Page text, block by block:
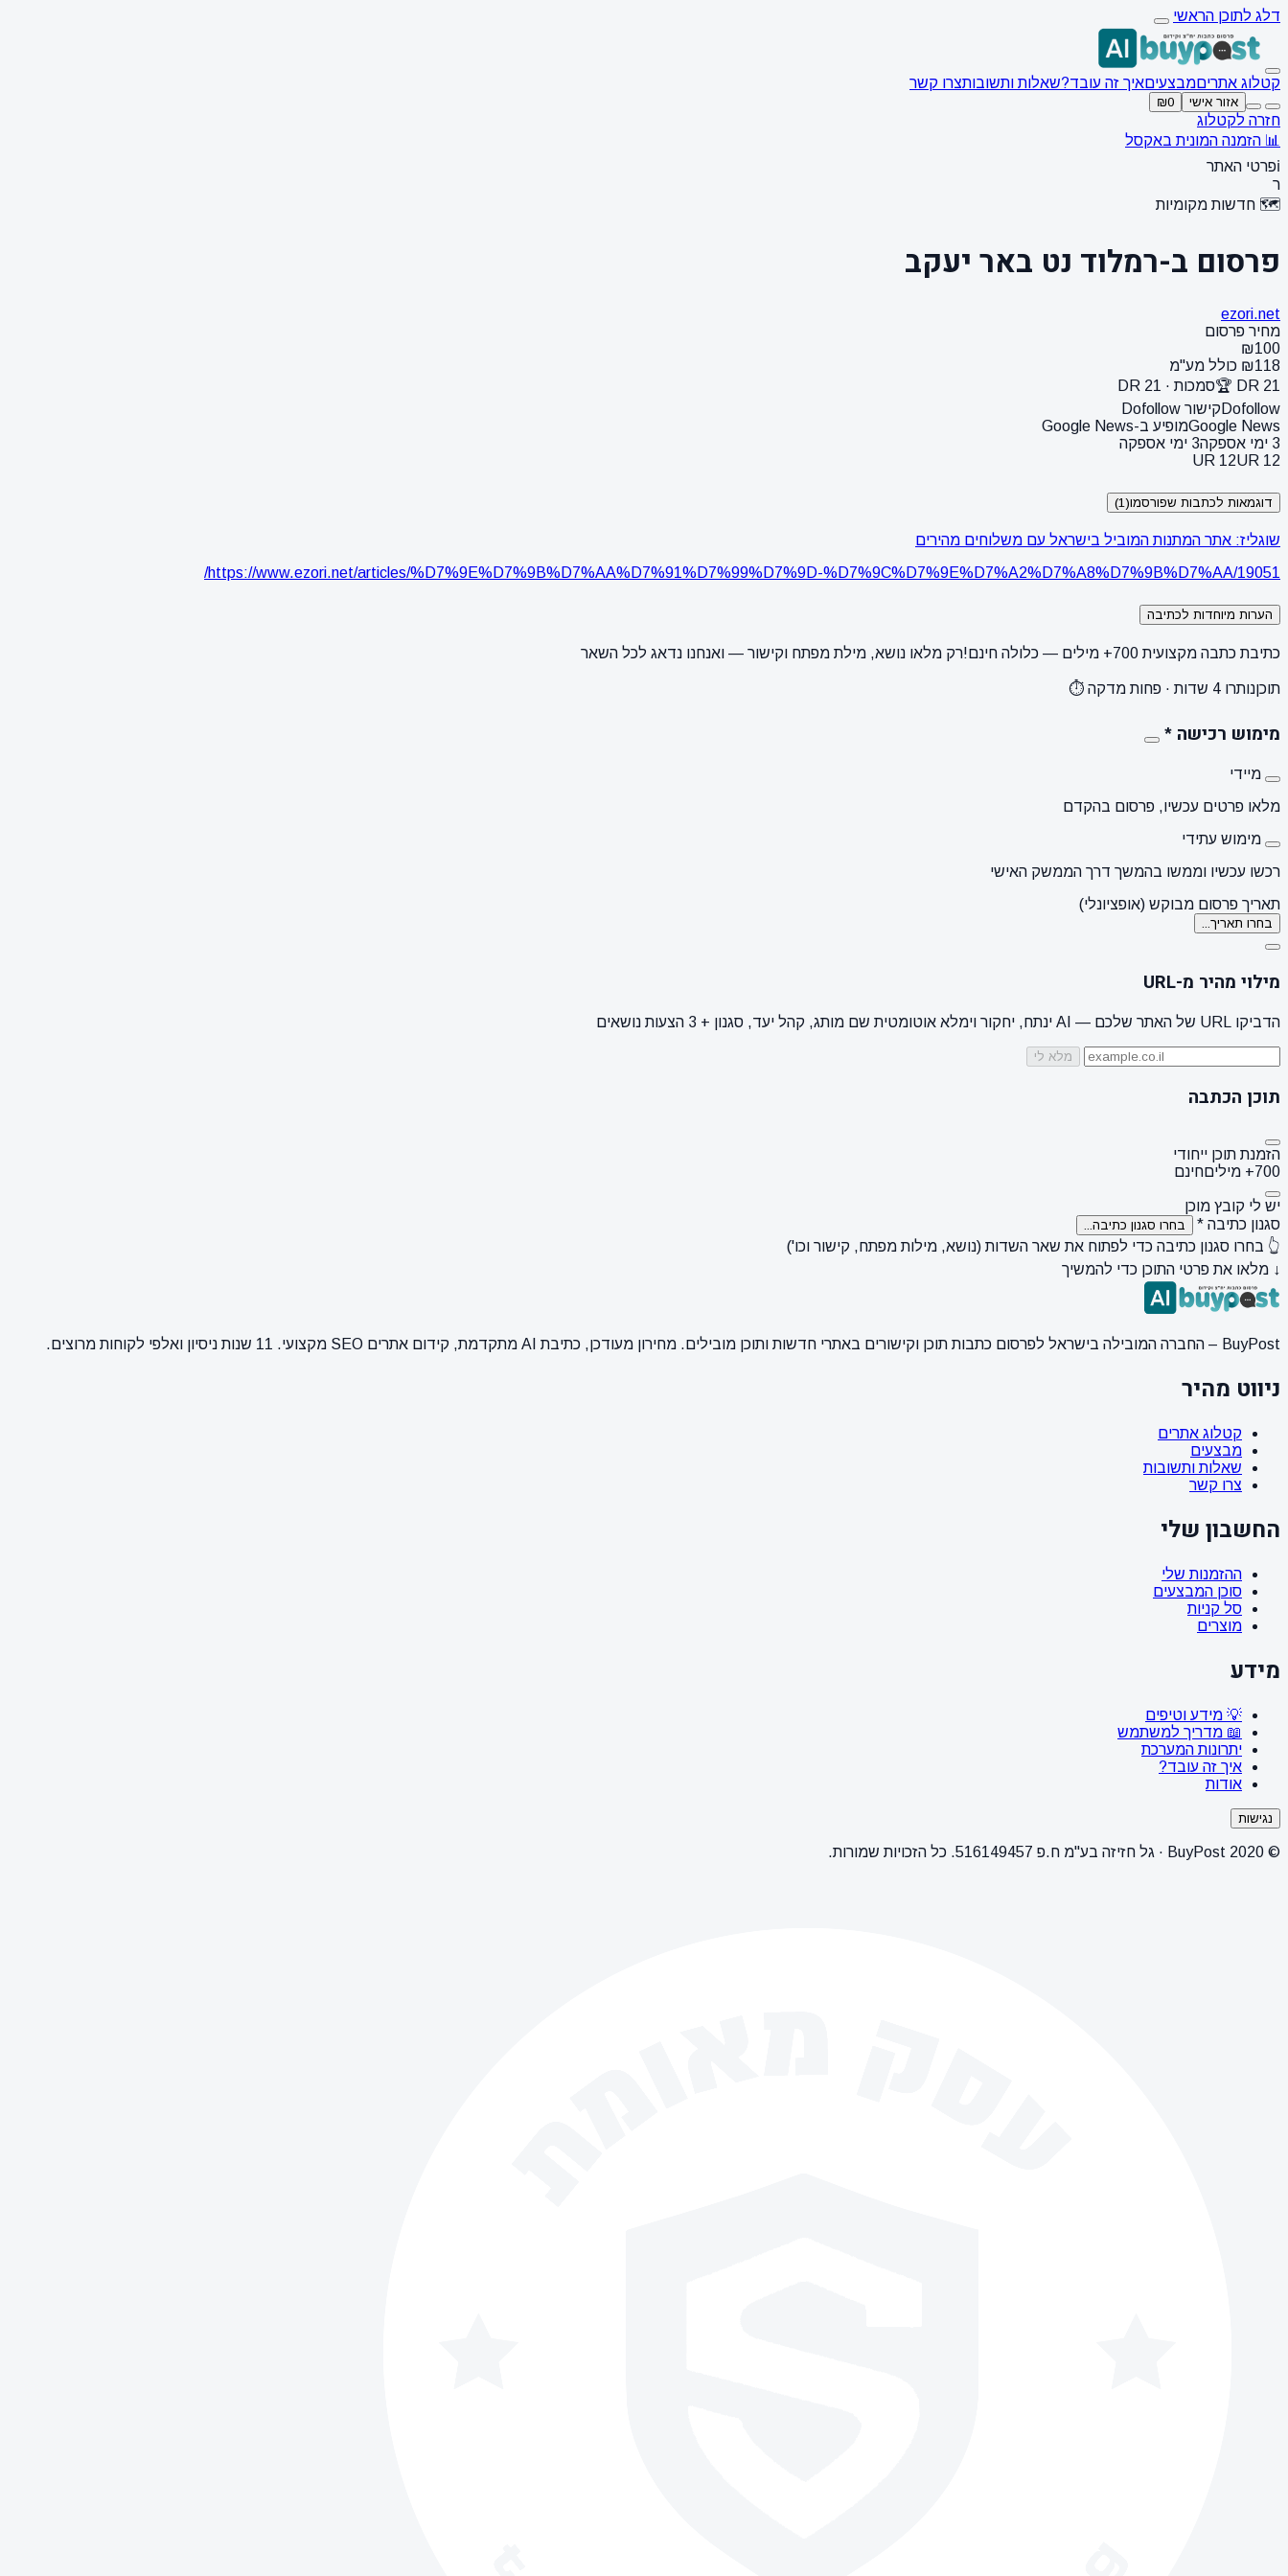
דלג לתוכן הראשי
קטלוג אתריםמבצעיםאיך זה עובד?שאלות ותשובותצרו קשר
אזור אישי ₪0
חזרה לקטלוג
📊 הזמנה המונית באקסל
ℹ️פרטי האתר
ר
🗺️ חדשות מקומיות
פרסום ב-רמלוד נט באר יעקב
ezori.net
מחיר פרסום
₪100
₪118 כולל מע"מ
DR 21 🏆
סמכות · DR 21
Dofollow קישור Dofollow
Google Newsמופיע ב-Google News
3 ימי אספקה
3 ימי אספקה
UR 12UR 12
דוגמאות לכתבות שפורסמו(1)
שוגליז: אתר המתנות המוביל בישראל עם משלוחים מהירים
https://www.ezori.net/articles/%D7%9E%D7%9B%D7%AA%D7%91%D7%99%D7%9D-%D7%9C%D7%9E%D7%A2%D7%A8%D7%9B%D7%AA/19051/
הערות מיוחדות לכתיבה
כתיבת כתבה מקצועית 700+ מילים — כלולה חינם! רק מלאו נושא, מילת מפתח וקישור — ואנחנו נדאג לכל השאר
תוכןנותרו 4 שדות · פחות מדקה ⏱️
מימוש רכישה *
מיידי
מלאו פרטים עכשיו, פרסום בהקדם
מימוש עתידי
רכשו עכשיו וממשו בהמשך דרך הממשק האישי
תאריך פרסום מבוקש (אופציונלי)
בחרו תאריך...
מילוי מהיר מ-URL
הדביקו URL של האתר שלכם — AI ינתח, יחקור וימלא אוטומטית שם מותג, קהל יעד, סגנון + 3 הצעות נושאים
מלא לי
תוכן הכתבה
הזמנת תוכן ייחודי
700+ מילים
חינם
יש לי קובץ מוכן
סגנון כתיבה * בחרו סגנון כתיבה...
👆 בחרו סגנון כתיבה כדי לפתוח את שאר השדות (נושא, מילות מפתח, קישור וכו')
↓ מלאו את פרטי התוכן כדי להמשיך
BuyPost – החברה המובילה בישראל לפרסום כתבות תוכן וקישורים באתרי חדשות ותוכן מובילים. מחירון מעודכן, כתיבת AI מתקדמת, קידום אתרים SEO מקצועי. 11 שנות ניסיון ואלפי לקוחות מרוצים.
ניווט מהיר
קטלוג אתרים
מבצעים
שאלות ותשובות
צרו קשר
החשבון שלי
ההזמנות שלי
סוכן המבצעים
סל קניות
מוצרים
מידע
💡 מידע וטיפים
📖 מדריך למשתמש
יתרונות המערכת
איך זה עובד?
אודות
נגישות
© 2020 BuyPost · גל חזיזה בע"מ ח.פ 516149457. כל הזכויות שמורות.